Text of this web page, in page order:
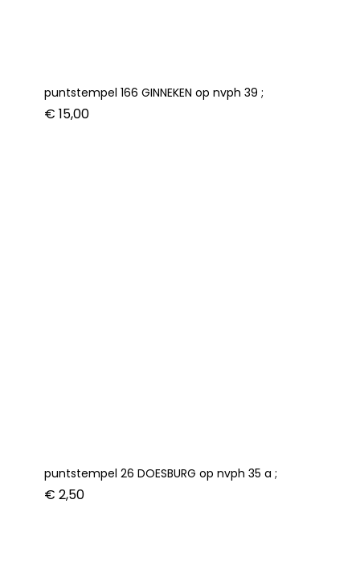
puntstempel 166 GINNEKEN op nvph 39 ;
€ 15,00
puntstempel 26 DOESBURG op nvph 35 a ;
€ 2,50